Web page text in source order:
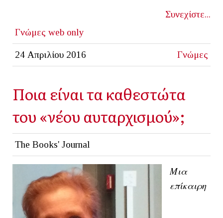
Συνεχίστε...
Γνώμες web only
24 Απριλίου 2016 Γνώμες
Ποια είναι τα καθεστώτα
του «νέου αυταρχισμού»;
The Books' Journal
Μια
επίκαιρη